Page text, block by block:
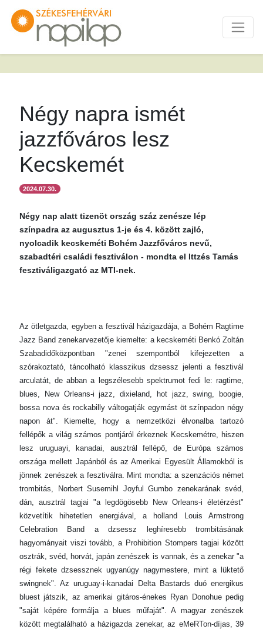
Négy napra ismét
jazzfőváros lesz
Kecskemét
2024.07.30.
Négy nap alatt tizenöt ország száz zenésze lép
színpadra az augusztus 1-je és 4. között zajló,
nyolcadik kecskeméti Bohém Jazzfőváros nevű,
szabadtéri családi fesztiválon - mondta el Ittzés Tamás
fesztiváligazgató az MTI-nek.
Az ötletgazda, egyben a fesztivál házigazdája, a Bohém Ragtime
Jazz Band zenekarvezetője kiemelte: a kecskeméti Benkó Zoltán
Szabadidőközpontban "zenei szempontból kifejezetten a
szórakoztató, táncolható klasszikus dzsessz jelenti a fesztivál
arculatát, de abban a legszélesebb spektrumot fedi le: ragtime,
blues, New Orleans-i jazz, dixieland, hot jazz, swing, boogie,
bossa nova és rockabilly váltogatják egymást öt színpadon négy
napon át". Kiemelte, hogy a nemzetközi élvonalba tartozó
fellépők a világ számos pontjáról érkeznek Kecskemétre, hiszen
lesz uruguayi, kanadai, ausztrál fellépő, de Európa számos
országa mellett Japánból és az Amerikai Egyesült Államokból is
jönnek zenészek a fesztiválra. Mint mondta: a szenzációs német
trombitás, Norbert Susemihl Joyful Gumbo zenekarának svéd,
dán, ausztrál tagjai "a legdögösebb New Orleans-i életérzést"
közvetítik hihetetlen energiával, a holland Louis Armstrong
Celebration Band a dzsessz leghíresebb trombitásának
hagyományait viszi tovább, a Prohibition Stompers tagjai között
osztrák, svéd, horvát, japán zenészek is vannak, és a zenekar "a
régi fekete dzsessznek ugyanúgy nagymestere, mint a lüktető
swingnek". Az uruguay-i-kanadai Delta Bastards duó energikus
bluest játszik, az amerikai gitáros-énekes Ryan Donohue pedig
"saját képére formálja a blues műfaját". A magyar zenészek
között megtalálható a házigazda zenekar, az eMeRTon-díjas, 39